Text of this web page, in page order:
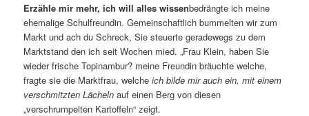
Erzähle mir mehr, ich will alles wissenbedrängte ich meine
ehemalige Schulfreundin. Gemeinschaftlich bummelten wir zum
Markt und ach du Schreck, Sie steuerte geradewegs zu dem
Marktstand den ich seit Wochen mied. „Frau Klein, haben Sie
wieder frische Topinambur? meine Freundin bräuchte welche,
fragte sie die Marktfrau, welcheich bilde mir auch ein, mit einem
verschmitzten Lächeln auf einen Berg von diesen
„verschrumpelten Kartoffeln“ zeigt.